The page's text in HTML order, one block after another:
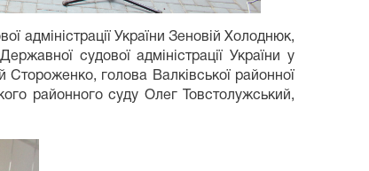
адміністрації України Зеновій Холоднюк,
судової адміністрації України у
Стороженко, голова Валківської районної
районного суду Олег Товстолужський,